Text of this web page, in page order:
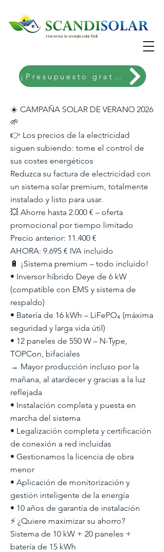
Hacemos la energía solar fácil
¡Presupuesto gratis!
☀️ CAMPAÑA SOLAR DE VERANO 2026
🌱
👉 Los precios de la electricidad
siguen subiendo: tome el control de
sus costes energéticos
Reduzca su factura de electricidad con
un sistema solar premium, totalmente
instalado y listo para usar.
💥 Ahorre hasta 2.000 € – oferta
promocional por tiempo limitado
Precio anterior: 11.400 €
AHORA: 9.695 € IVA incluido
🔋 ¡Sistema premium – todo incluido!
• Inversor híbrido Deye de 6 kW
(compatible con EMS y sistema de
respaldo)
• Batería de 16 kWh – LiFePO₄ (máxima
seguridad y larga vida útil)
• 12 paneles de 550 W – N-Type,
TOPCon, bifaciales
→ Mayor producción incluso por la
mañana, al atardecer y gracias a la luz
reflejada
• Instalación completa y puesta en
marcha del sistema
• Legalización completa y certificación
de conexión a red incluidas
• Gestionamos la licencia de obra
menor
• Aplicación de monitorización y
gestión inteligente de la energía
• 10 años de garantía de instalación
⚡ ¿Quiere maximizar su ahorro?
Sistema de 10 kW + 20 paneles +
batería de 15 kWh